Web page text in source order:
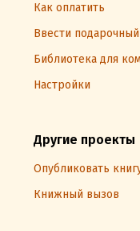
Как оплатить
Ввести
Библиотека для
Настройки
Другие проекты
Опубликовать
Книжный вызов